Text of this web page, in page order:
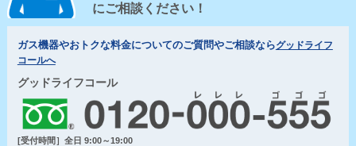
にご相談ください！
ガス機器やおトクな料金についてのご質問やご相談ならグッドライフ
コールへ
グッドライフコール
[受付時間］全日 9:00～19:00